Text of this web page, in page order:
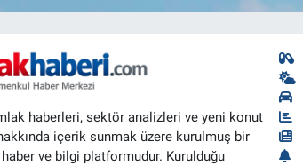
haberleri, sektör analizleri ve yeni konut
içerik sunmak üzere kurulmuş bir
ve bilgi platformudur. Kurulduğu